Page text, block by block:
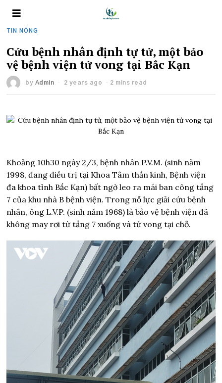
TIN NÓNG
Cứu bệnh nhân định tự tử, một bảo
vệ bệnh viện tử vong tại Bắc Kạn
by Admin 2 years ago 2 mins read
Khoảng 10h30 ngày 2/3, bệnh nhân P.V.M. (sinh năm
1998, đang điều trị tại Khoa Tâm thần kinh, Bệnh viện
đa khoa tỉnh Bắc Kạn) bất ngờ leo ra mái ban công tầng
7 của khu nhà B bệnh viện. Trong nỗ lực giải cứu bệnh
nhân, ông L.V.P. (sinh năm 1968) là bảo vệ bệnh viện đã
không may rơi từ tầng 7 xuống và tử vong tại chỗ.